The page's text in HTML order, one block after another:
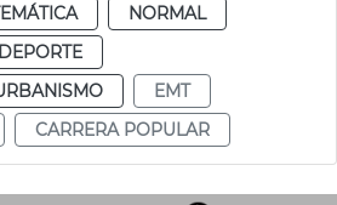
NORMAL
EMT
CARRERA POPULAR